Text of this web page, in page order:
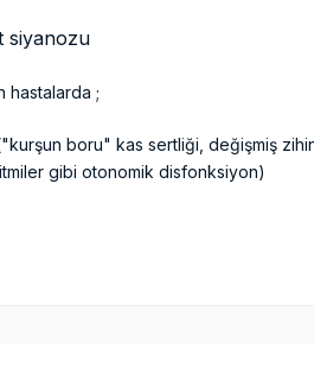
siyanozu
hastalarda ;
boru" kas sertliği, değişmiş
gibi otonomik disfonksiyon)